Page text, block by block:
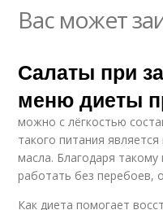
Вас может
Салаты при
меню диеты
можно с лёгкостью
такого питания
масла. Благодаря
работать без перебоев,
Как диета помогает